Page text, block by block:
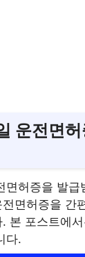
운전면
면허증을 발
면허증을 간
본 포스트에
다.